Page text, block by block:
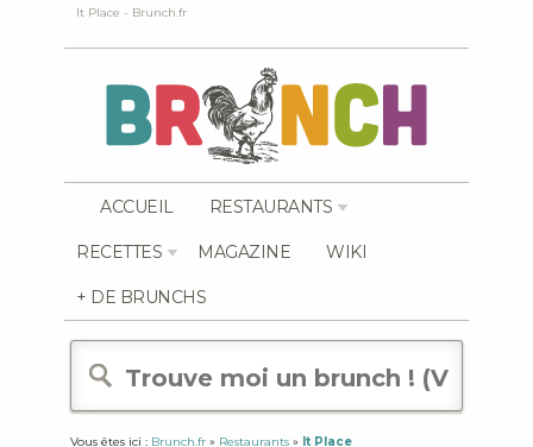
It Place - Brunch.fr
ACCUEIL RESTAURANTS
RECETTES MAGAZINE WIKI
+ DE BRUNCHS
Vous êtes ici : Brunch.fr » Restaurants » It Place